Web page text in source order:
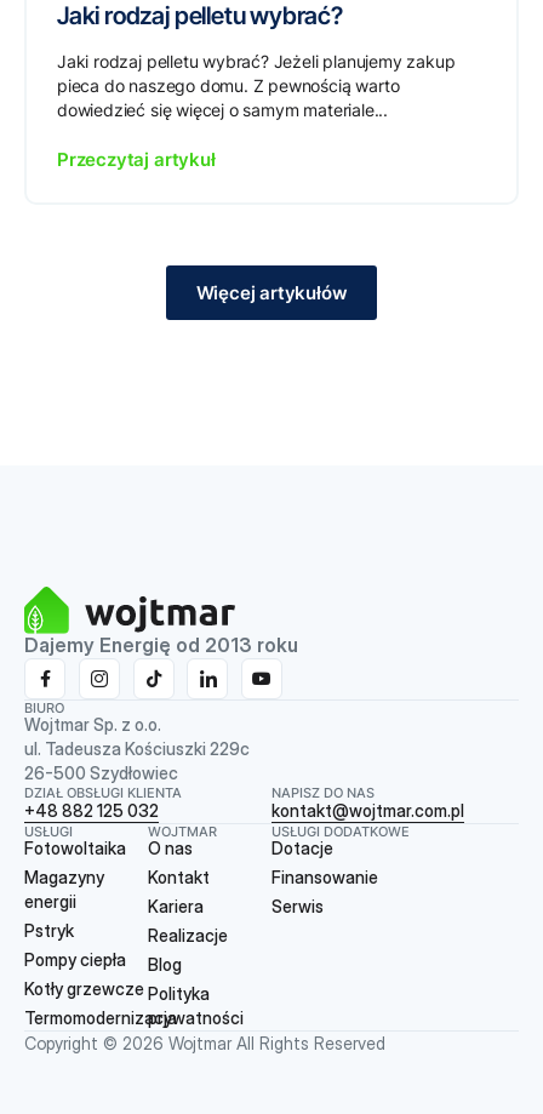
Jaki rodzaj pelletu wybrać?
Jaki rodzaj pelletu wybrać? Jeżeli planujemy zakup
pieca do naszego domu. Z pewnością warto
dowiedzieć się więcej o samym materiale...
Przeczytaj artykuł
Więcej artykułów
Dajemy Energię od 2013 roku
BIURO
Wojtmar Sp. z o.o.
ul. Tadeusza Kościuszki 229c
26-500 Szydłowiec
DZIAŁ OBSŁUGI KLIENTA
+48 882 125 032
NAPISZ DO NAS
kontakt@wojtmar.com.pl
USŁUGI
Fotowoltaika
Magazyny
energii
Pstryk
Pompy ciepła
Kotły grzewcze
Termomodernizacja
WOJTMAR
O nas
Kontakt
Kariera
Realizacje
Blog
Polityka
prywatności
USŁUGI DODATKOWE
Dotacje
Finansowanie
Serwis
Copyright © 2026 Wojtmar All Rights Reserved